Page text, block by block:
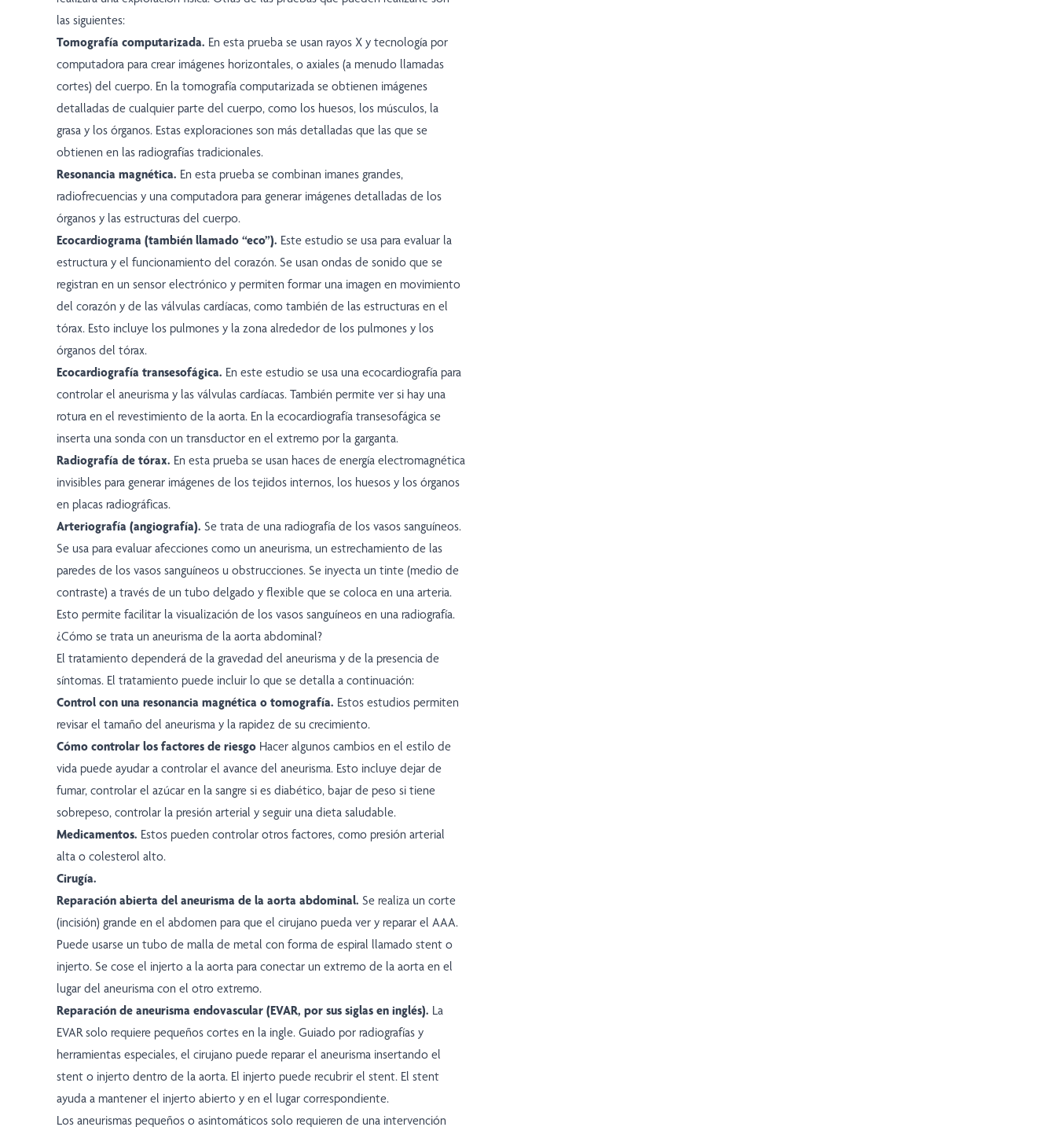
las siguientes:
Tomografía computarizada. En esta prueba se usan rayos X y tecnología por
computadora para crear imágenes horizontales, o axiales (a menudo llamadas
cortes) del cuerpo. En la tomografía computarizada se obtienen imágenes
detalladas de cualquier parte del cuerpo, como los huesos, los músculos, la
grasa y los órganos. Estas exploraciones son más detalladas que las que se
obtienen en las radiografías tradicionales.
Resonancia magnética. En esta prueba se combinan imanes grandes,
radiofrecuencias y una computadora para generar imágenes detalladas de los
órganos y las estructuras del cuerpo.
Ecocardiograma (también llamado “eco”). Este estudio se usa para evaluar la
estructura y el funcionamiento del corazón. Se usan ondas de sonido que se
registran en un sensor electrónico y permiten formar una imagen en movimiento
del corazón y de las válvulas cardíacas, como también de las estructuras en el
tórax. Esto incluye los pulmones y la zona alrededor de los pulmones y los
órganos del tórax.
Ecocardiografía transesofágica. En este estudio se usa una ecocardiografía para
controlar el aneurisma y las válvulas cardíacas. También permite ver si hay una
rotura en el revestimiento de la aorta. En la ecocardiografía transesofágica se
inserta una sonda con un transductor en el extremo por la garganta.
Radiografía de tórax. En esta prueba se usan haces de energía electromagnética
invisibles para generar imágenes de los tejidos internos, los huesos y los órganos
en placas radiográficas.
Arteriografía (angiografía). Se trata de una radiografía de los vasos sanguíneos.
Se usa para evaluar afecciones como un aneurisma, un estrechamiento de las
paredes de los vasos sanguíneos u obstrucciones. Se inyecta un tinte (medio de
contraste) a través de un tubo delgado y flexible que se coloca en una arteria.
Esto permite facilitar la visualización de los vasos sanguíneos en una radiografía.
¿Cómo se trata un aneurisma de la aorta abdominal?
El tratamiento dependerá de la gravedad del aneurisma y de la presencia de
síntomas. El tratamiento puede incluir lo que se detalla a continuación:
Control con una resonancia magnética o tomografía. Estos estudios permiten
revisar el tamaño del aneurisma y la rapidez de su crecimiento.
Cómo controlar los factores de riesgo Hacer algunos cambios en el estilo de
vida puede ayudar a controlar el avance del aneurisma. Esto incluye dejar de
fumar, controlar el azúcar en la sangre si es diabético, bajar de peso si tiene
sobrepeso, controlar la presión arterial y seguir una dieta saludable.
Medicamentos. Estos pueden controlar otros factores, como presión arterial
alta o colesterol alto.
Cirugía.
Reparación abierta del aneurisma de la aorta abdominal. Se realiza un corte
(incisión) grande en el abdomen para que el cirujano pueda ver y reparar el AAA.
Puede usarse un tubo de malla de metal con forma de espiral llamado stent o
injerto. Se cose el injerto a la aorta para conectar un extremo de la aorta en el
lugar del aneurisma con el otro extremo.
Reparación de aneurisma endovascular (EVAR, por sus siglas en inglés). La
EVAR solo requiere pequeños cortes en la ingle. Guiado por radiografías y
herramientas especiales, el cirujano puede reparar el aneurisma insertando el
stent o injerto dentro de la aorta. El injerto puede recubrir el stent. El stent
ayuda a mantener el injerto abierto y en el lugar correspondiente.
Los aneurismas pequeños o asintomáticos solo requieren de una intervención